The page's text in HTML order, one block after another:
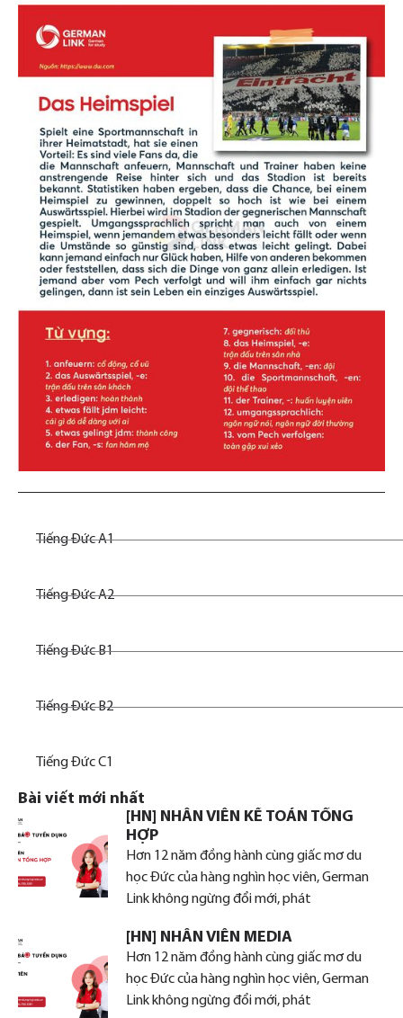
Tiếng Đức A1
Tiếng Đức A2
Tiếng Đức B1
Tiếng Đức B2
Tiếng Đức C1
Bài viết mới nhất
[HN] NHÂN VIÊN KẾ TOÁN TỔNG
HỢP
Hơn 12 năm đồng hành cùng giấc mơ du
học Đức của hàng nghìn học viên, German
Link không ngừng đổi mới, phát
[HN] NHÂN VIÊN MEDIA
Hơn 12 năm đồng hành cùng giấc mơ du
học Đức của hàng nghìn học viên, German
Link không ngừng đổi mới, phát